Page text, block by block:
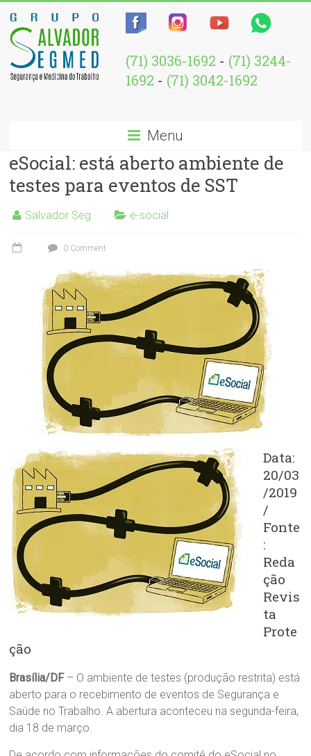
(71) 3036-1692 - (71) 3244-
1692 - (71) 3042-1692
Menu
eSocial: está aberto ambiente de
testes para eventos de SST
Salvador Seg e-social
0 Comment
Data:
20/03
/2019
/
Fonte
:
Reda
ção
Revis
ta
Prote
ção
Brasília/DF– O ambiente de testes (produção restrita) está
aberto para o recebimento de eventos de Segurança e
Saúde no Trabalho. A abertura aconteceu na segunda-feira,
dia 18 de março.